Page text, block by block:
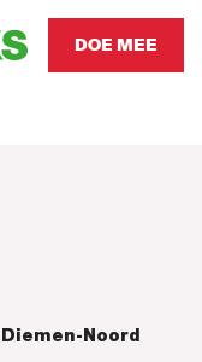
DOE MEE
Noord